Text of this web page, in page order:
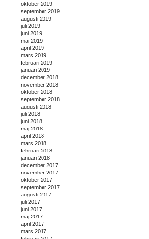
oktober 2019
september 2019
augusti 2019
juli 2019
juni 2019
maj 2019
april 2019
mars 2019
februari 2019
januari 2019
december 2018
november 2018
oktober 2018
september 2018
augusti 2018
juli 2018
juni 2018
maj 2018
april 2018
mars 2018
februari 2018
januari 2018
december 2017
november 2017
oktober 2017
september 2017
augusti 2017
juli 2017
juni 2017
maj 2017
april 2017
mars 2017